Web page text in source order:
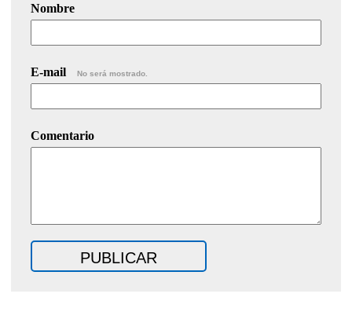
Nombre
E-mail No será mostrado.
Comentario